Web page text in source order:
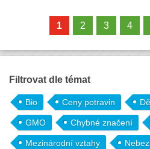
1 2 3 4
Filtrovat dle témat
Bio Ceny potravin
GMO Chybné značení
Mezinárodní vztahy